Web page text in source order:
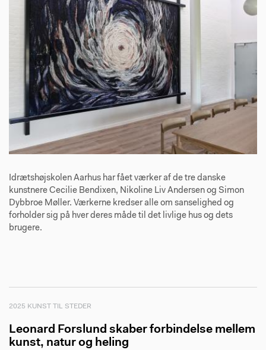
Idrætshøjskolen Aarhus har fået værker af de tre danske
kunstnere Cecilie Bendixen, Nikoline Liv Andersen og Simon
Dybbroe Møller. Værkerne kredser alle om sanselighed og
forholder sig på hver deres måde til det livlige hus og dets
brugere.
2025 KUNST TIL STEDER
Leonard Forslund skaber forbindelse mellem
kunst, natur og heling